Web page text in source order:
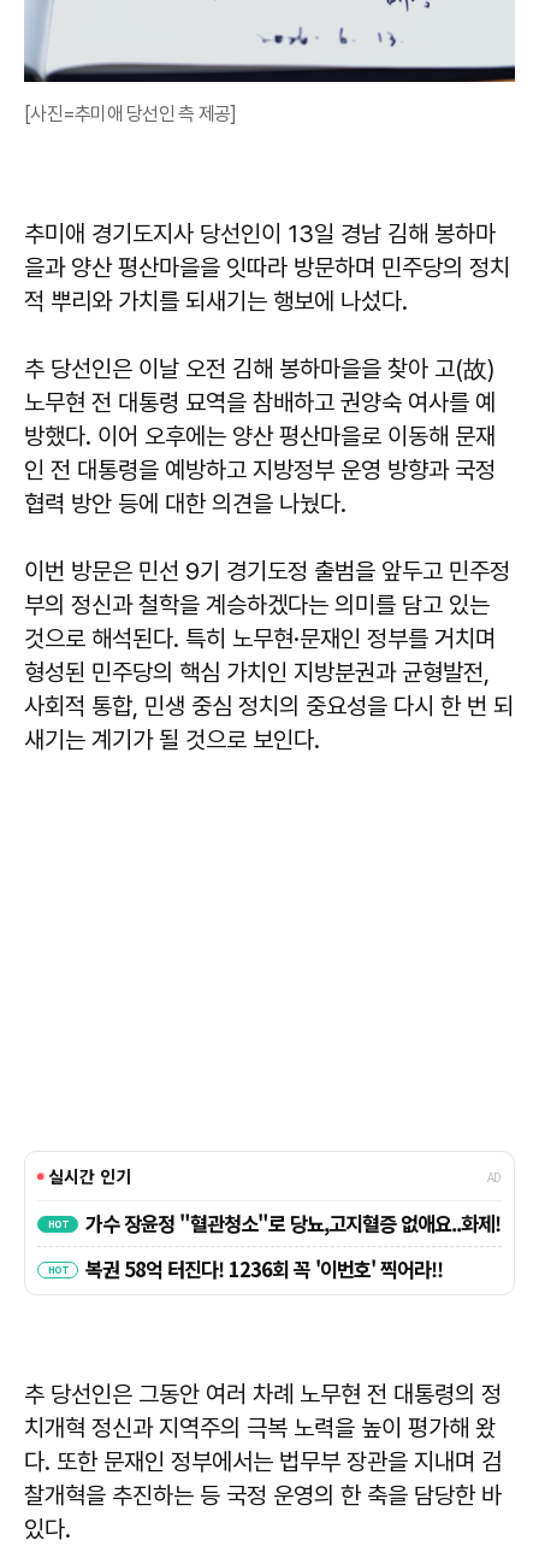
[사진=추미애 당선인 측 제공]
추미애 경기도지사 당선인이 13일 경남 김해 봉하마
을과 양산 평산마을을 잇따라 방문하며 민주당의 정치
적 뿌리와 가치를 되새기는 행보에 나섰다.
추 당선인은 이날 오전 김해 봉하마을을 찾아 고(故)
노무현 전 대통령 묘역을 참배하고 권양숙 여사를 예
방했다. 이어 오후에는 양산 평산마을로 이동해 문재
인 전 대통령을 예방하고 지방정부 운영 방향과 국정
협력 방안 등에 대한 의견을 나눴다.
이번 방문은 민선 9기 경기도정 출범을 앞두고 민주정
부의 정신과 철학을 계승하겠다는 의미를 담고 있는
것으로 해석된다. 특히 노무현·문재인 정부를 거치며
형성된 민주당의 핵심 가치인 지방분권과 균형발전,
사회적 통합, 민생 중심 정치의 중요성을 다시 한 번 되
새기는 계기가 될 것으로 보인다.
추 당선인은 그동안 여러 차례 노무현 전 대통령의 정
치개혁 정신과 지역주의 극복 노력을 높이 평가해 왔
다. 또한 문재인 정부에서는 법무부 장관을 지내며 검
찰개혁을 추진하는 등 국정 운영의 한 축을 담당한 바
있다.